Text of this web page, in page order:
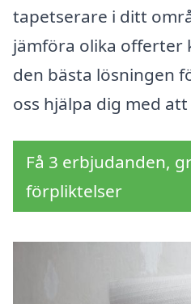
tapetserare i ditt
jämföra olika offerter
den bästa lösningen
oss hjälpa dig med
Få 3 erbjudanden,
förpliktelser